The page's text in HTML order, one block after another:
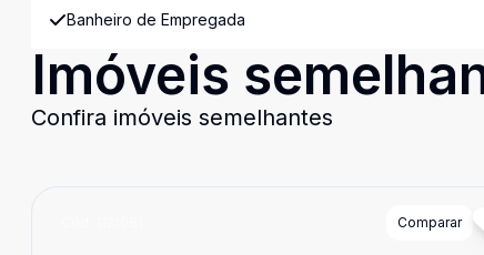
Banheiro de Empregada
Imóveis
Confira imóveis semelhantes
Comparar